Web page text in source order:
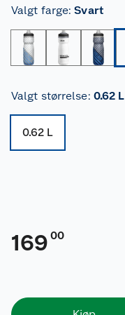
Valgt farge: Svart
Valgt størrelse: 0.62 L
0.62 L
169 00